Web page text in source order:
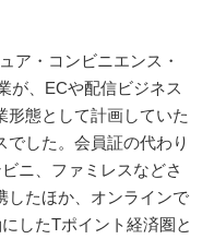
ア・コンビニエンス・
が、ECや配信ビジネス
形態として計画していた
した。会員証の代わり
ニ、ファミレスなどさ
したほか、オンラインで
したTポイント経済圏と